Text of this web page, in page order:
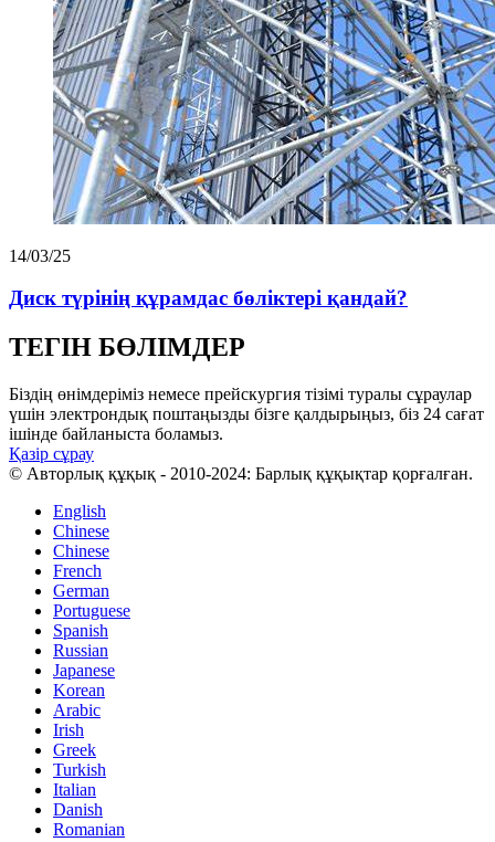
14/03/25
Диск түрінің құрамдас бөліктері қандай?
ТЕГІН БӨЛІМДЕР
Біздің өнімдеріміз немесе прейскургия тізімі туралы сұраулар
үшін электрондық поштаңызды бізге қалдырыңыз, біз 24 сағат
ішінде байланыста боламыз.
Қазір сұрау
© Авторлық құқық - 2010-2024: Барлық құқықтар қорғалған.
English
Chinese
Chinese
French
German
Portuguese
Spanish
Russian
Japanese
Korean
Arabic
Irish
Greek
Turkish
Italian
Danish
Romanian